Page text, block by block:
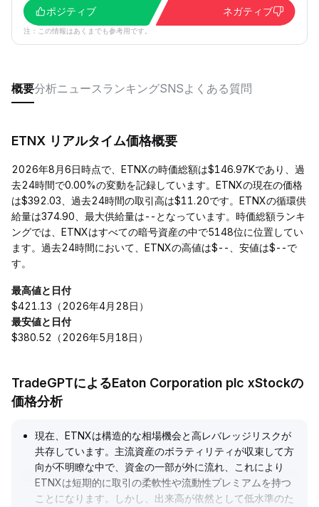
ポジティブ
ネガティブ
注：この情報はあくまでも参考用です。
概要分析ニュース ランキングSNSよくある質問
ETNX リアルタイム価格概要
2026年8月6日時点で、ETNXの時価総額は$146.97Kであり、過
去24時間で0.00%の変動を記録しています。ETNXの現在の価格
は$392.03、過去24時間の取引高は$11.20です。ETNXの循環供
給量は374.90、最大供給量は--となっています。時価総額ランキ
ングでは、ETNXはすべての暗号資産の中で5148位に位置してい
ます。過去24時間において、ETNXの高値は$--、安値は$--で
す。
最高値と日付
$421.13（2026年4月28日）
最安値と日付
$380.52（2026年5月18日）
TradeGPTによるEaton Corporation plc xStockの
価格分析
現在、ETNXは構造的な相場機会と高レバレッジリスクが
共存しています。主流資産のボラティリティが収束して方
向が不明瞭な中で、資金の一部が外に流れ、これにより
ETNXは短期的に取引の柔軟性や流動性プレミアムを持つ
ことになります。しかし、出来高が依然として低水準のた